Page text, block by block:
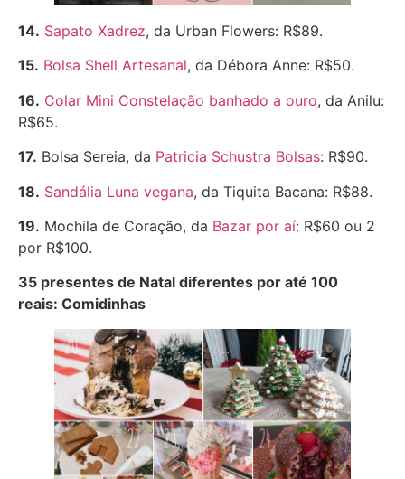
14. Sapato Xadrez, da Urban Flowers: R$89.
15. Bolsa Shell Artesanal, da Débora Anne: R$50.
16. Colar Mini Constelação banhado a ouro, da Anilu:
R$65.
17. Bolsa Sereia, da Patricia Schustra Bolsas: R$90.
18. Sandália Luna vegana, da Tiquita Bacana: R$88.
19. Mochila de Coração, da Bazar por aí: R$60 ou 2
por R$100.
35 presentes de Natal diferentes por até 100
reais: Comidinhas